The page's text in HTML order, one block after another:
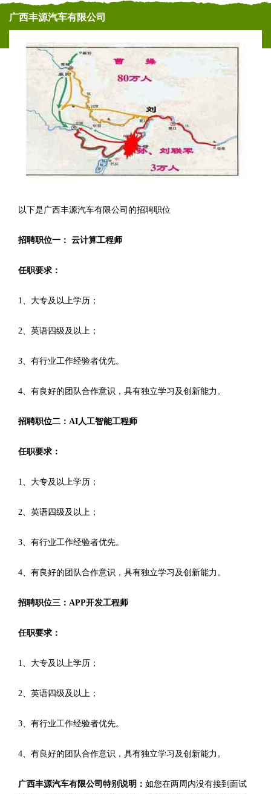
广西丰源汽车有限公司
以下是广西丰源汽车有限公司的招聘职位
招聘职位一： 云计算工程师
任职要求：
1、大专及以上学历；
2、英语四级及以上；
3、有行业工作经验者优先。
4、有良好的团队合作意识，具有独立学习及创新能力。
招聘职位二：AI人工智能工程师
任职要求：
1、大专及以上学历；
2、英语四级及以上；
3、有行业工作经验者优先。
4、有良好的团队合作意识，具有独立学习及创新能力。
招聘职位三：APP开发工程师
任职要求：
1、大专及以上学历；
2、英语四级及以上；
3、有行业工作经验者优先。
4、有良好的团队合作意识，具有独立学习及创新能力。
广西丰源汽车有限公司特别说明： 如您在两周内没有接到面试